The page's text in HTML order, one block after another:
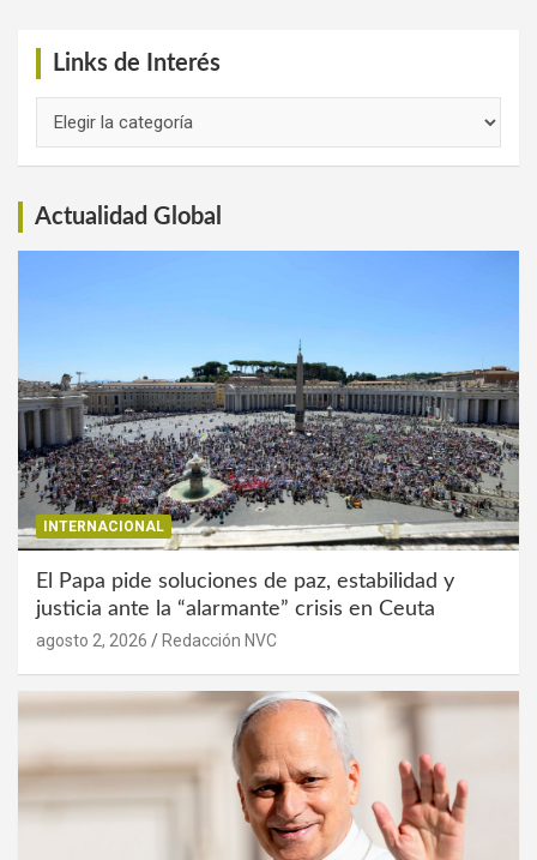
Links de Interés
Actualidad Global
INTERNACIONAL
El Papa pide soluciones de paz, estabilidad y
justicia ante la “alarmante” crisis en Ceuta
agosto 2, 2026 Redacción NVC